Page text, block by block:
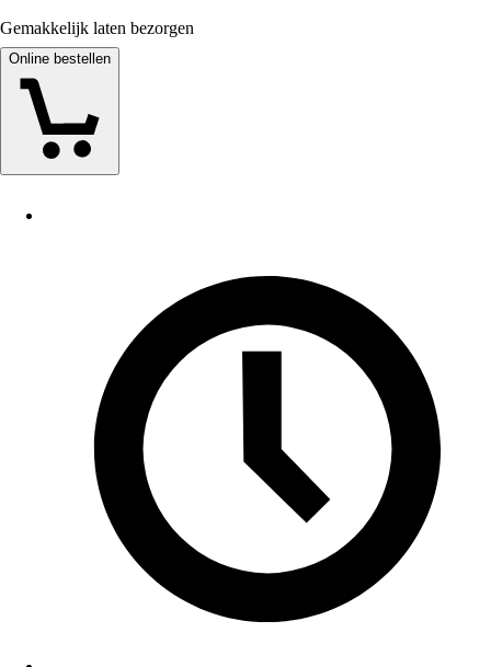
Gemakkelijk laten bezorgen
Online bestellen